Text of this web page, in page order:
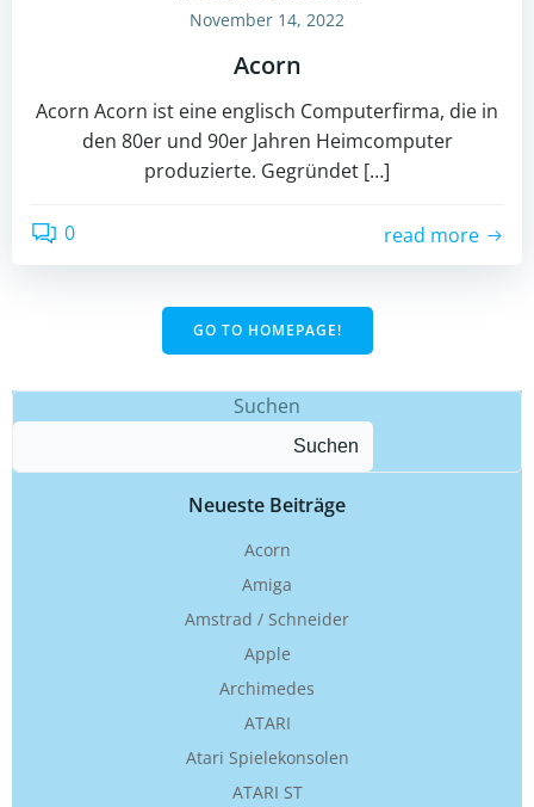
November 14, 2022
Acorn
Acorn Acorn ist eine englisch Computerfirma, die in
den 80er und 90er Jahren Heimcomputer
produzierte. Gegründet […]
0 read more
GO TO HOMEPAGE!
Suchen
Suchen
Neueste Beiträge
Acorn
Amiga
Amstrad / Schneider
Apple
Archimedes
ATARI
Atari Spielekonsolen
ATARI ST